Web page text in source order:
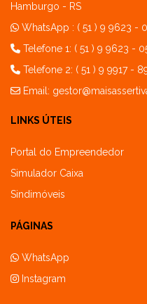
Hamburgo - RS
WhatsApp : ( 51 ) 9 9623 -
Telefone 1: ( 51 ) 9 9623 -
Telefone 2: ( 51 ) 9 9917 -
Email:
LINKS ÚTEIS
Portal do Empreendedor
Simulador Caixa
Sindimóveis
PÁGINAS
WhatsApp
Instagram